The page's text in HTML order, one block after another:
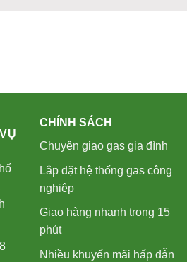
CHÍNH SÁCH
Chuyên giao gas gia đình
Lắp đặt hệ thống gas công
nghiệp
Giao hàng nhanh trong 15
phút
Nhiều khuyến mãi hấp dẫn